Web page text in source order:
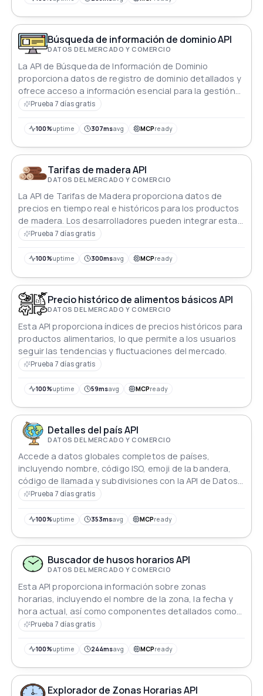
Búsqueda de información de dominio API
DATOS DEL MERCADO Y COMERCIO
La API de Búsqueda de Información de Dominio
proporciona datos de registro de dominio detallados y
ofrece acceso a información esencial para la gestión
de dominios e investigaciones.
Prueba 7 días gratis
100%uptime 307msavg MCPready
Tarifas de madera API
DATOS DEL MERCADO Y COMERCIO
La API de Tarifas de Madera proporciona datos de
precios en tiempo real e históricos para los productos
de madera. Los desarrolladores pueden integrar esta
API sin problemas en sus aplicaciones para acceder a
madera, lo que permite a los usuarios tomar
construcción y las industrias relacionadas. Mantente a
la vanguardia en el mercado de la madera con esta
valiosa API.
Prueba 7 días gratis
100%uptime 300msavg MCPready
Precio histórico de alimentos básicos API
DATOS DEL MERCADO Y COMERCIO
Esta API proporciona índices de precios históricos para
productos alimentarios, lo que permite a los usuarios
seguir las tendencias y fluctuaciones del mercado.
Prueba 7 días gratis
100%uptime 59msavg MCPready
Detalles del país API
DATOS DEL MERCADO Y COMERCIO
Accede a datos globales completos de países,
incluyendo nombre, código ISO, emoji de la bandera,
código de llamada y subdivisiones con la API de Datos
de Países.
Prueba 7 días gratis
100%uptime 353msavg MCPready
Buscador de husos horarios API
DATOS DEL MERCADO Y COMERCIO
Esta API proporciona información sobre zonas
horarias, incluyendo el nombre de la zona, la fecha y
hora actual, así como componentes detallados como
el año, mes, día, día de la semana y elementos de
Prueba 7 días gratis
100%uptime 244msavg MCPready
Explorador de Zonas Horarias API